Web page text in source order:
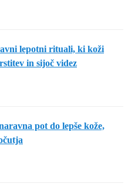
lepotni rituali, ki koži
in sijoč videz
pot do lepše kože,